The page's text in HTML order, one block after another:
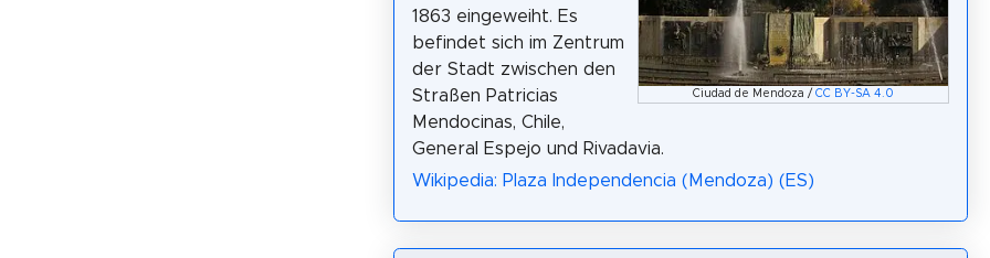
Ciudad de Mendoza /CC BY-SA 4.0
1863 eingeweiht. Es
befindet sich im Zentrum
der Stadt zwischen den
Straßen Patricias
Mendocinas, Chile,
General Espejo und Rivadavia.
Wikipedia: Plaza Independencia (Mendoza) (ES)